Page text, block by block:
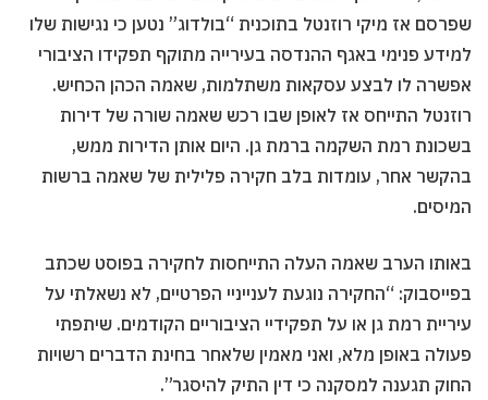
שפרסם אז מיקי רוזנטל בתוכנית “בולדוג” נטען כי נגישות שלו
למידע פנימי באגף ההנדסה בעירייה מתוקף תפקידו הציבורי
אפשרה לו לבצע עסקאות משתלמות, שאמה הכהן הכחיש.
רוזנטל התייחס אז לאופן שבו רכש שאמה שורה של דירות
בשכונת רמת השקמה ברמת גן. היום אותן הדירות ממש,
בהקשר אחר, עומדות בלב חקירה פלילית של שאמה ברשות
המיסים.
באותו הערב שאמה העלה התייחסות לחקירה בפוסט שכתב
בפייסבוק: “החקירה נוגעת לענייניי הפרטיים, לא נשאלתי על
עיריית רמת גן או על תפקידיי הציבוריים הקודמים. שיתפתי
פעולה באופן מלא, ואני מאמין שלאחר בחינת הדברים רשויות
החוק תגענה למסקנה כי דין התיק להיסגר”.